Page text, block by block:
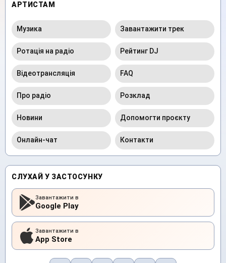
АРТИСТАМ
Музика Завантажити трек
Ротація на радіо Рейтинг DJ
Відеотрансляція FAQ
Про радіо Розклад
Новини Допомогти проєкту
Онлайн-чат Контакти
СЛУХАЙ У ЗАСТОСУНКУ
Завантажити в
Google Play
Завантажити в
App Store